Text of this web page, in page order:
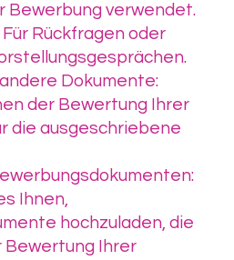
Bewerbung verwendet.
Für Rückfragen oder
Dokumente:
der Bewertung Ihrer
die ausgeschriebene
Ihnen,
hochzuladen, die
Bewertung Ihrer